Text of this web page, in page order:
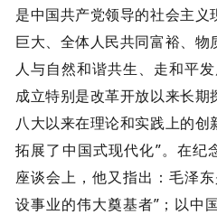
是中国共产党领导的社会主
巨大、全体人民共同富裕、物
人与自然和谐共生、走和平
成立特别是改革开放以来长
八大以来在理论和实践上的
拓展了中国式现代化”。在纪
座谈会上，他又指出：毛泽
设事业的伟大奠基者”；以中